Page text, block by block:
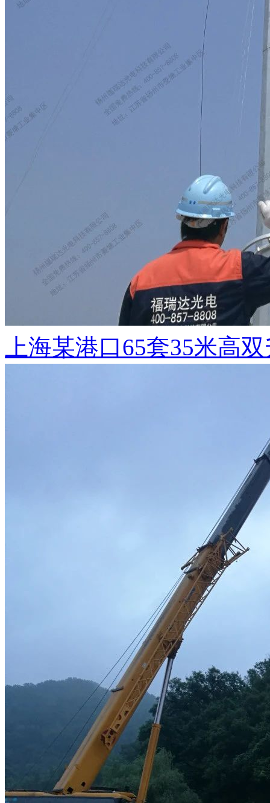
上海某港口65套35米高